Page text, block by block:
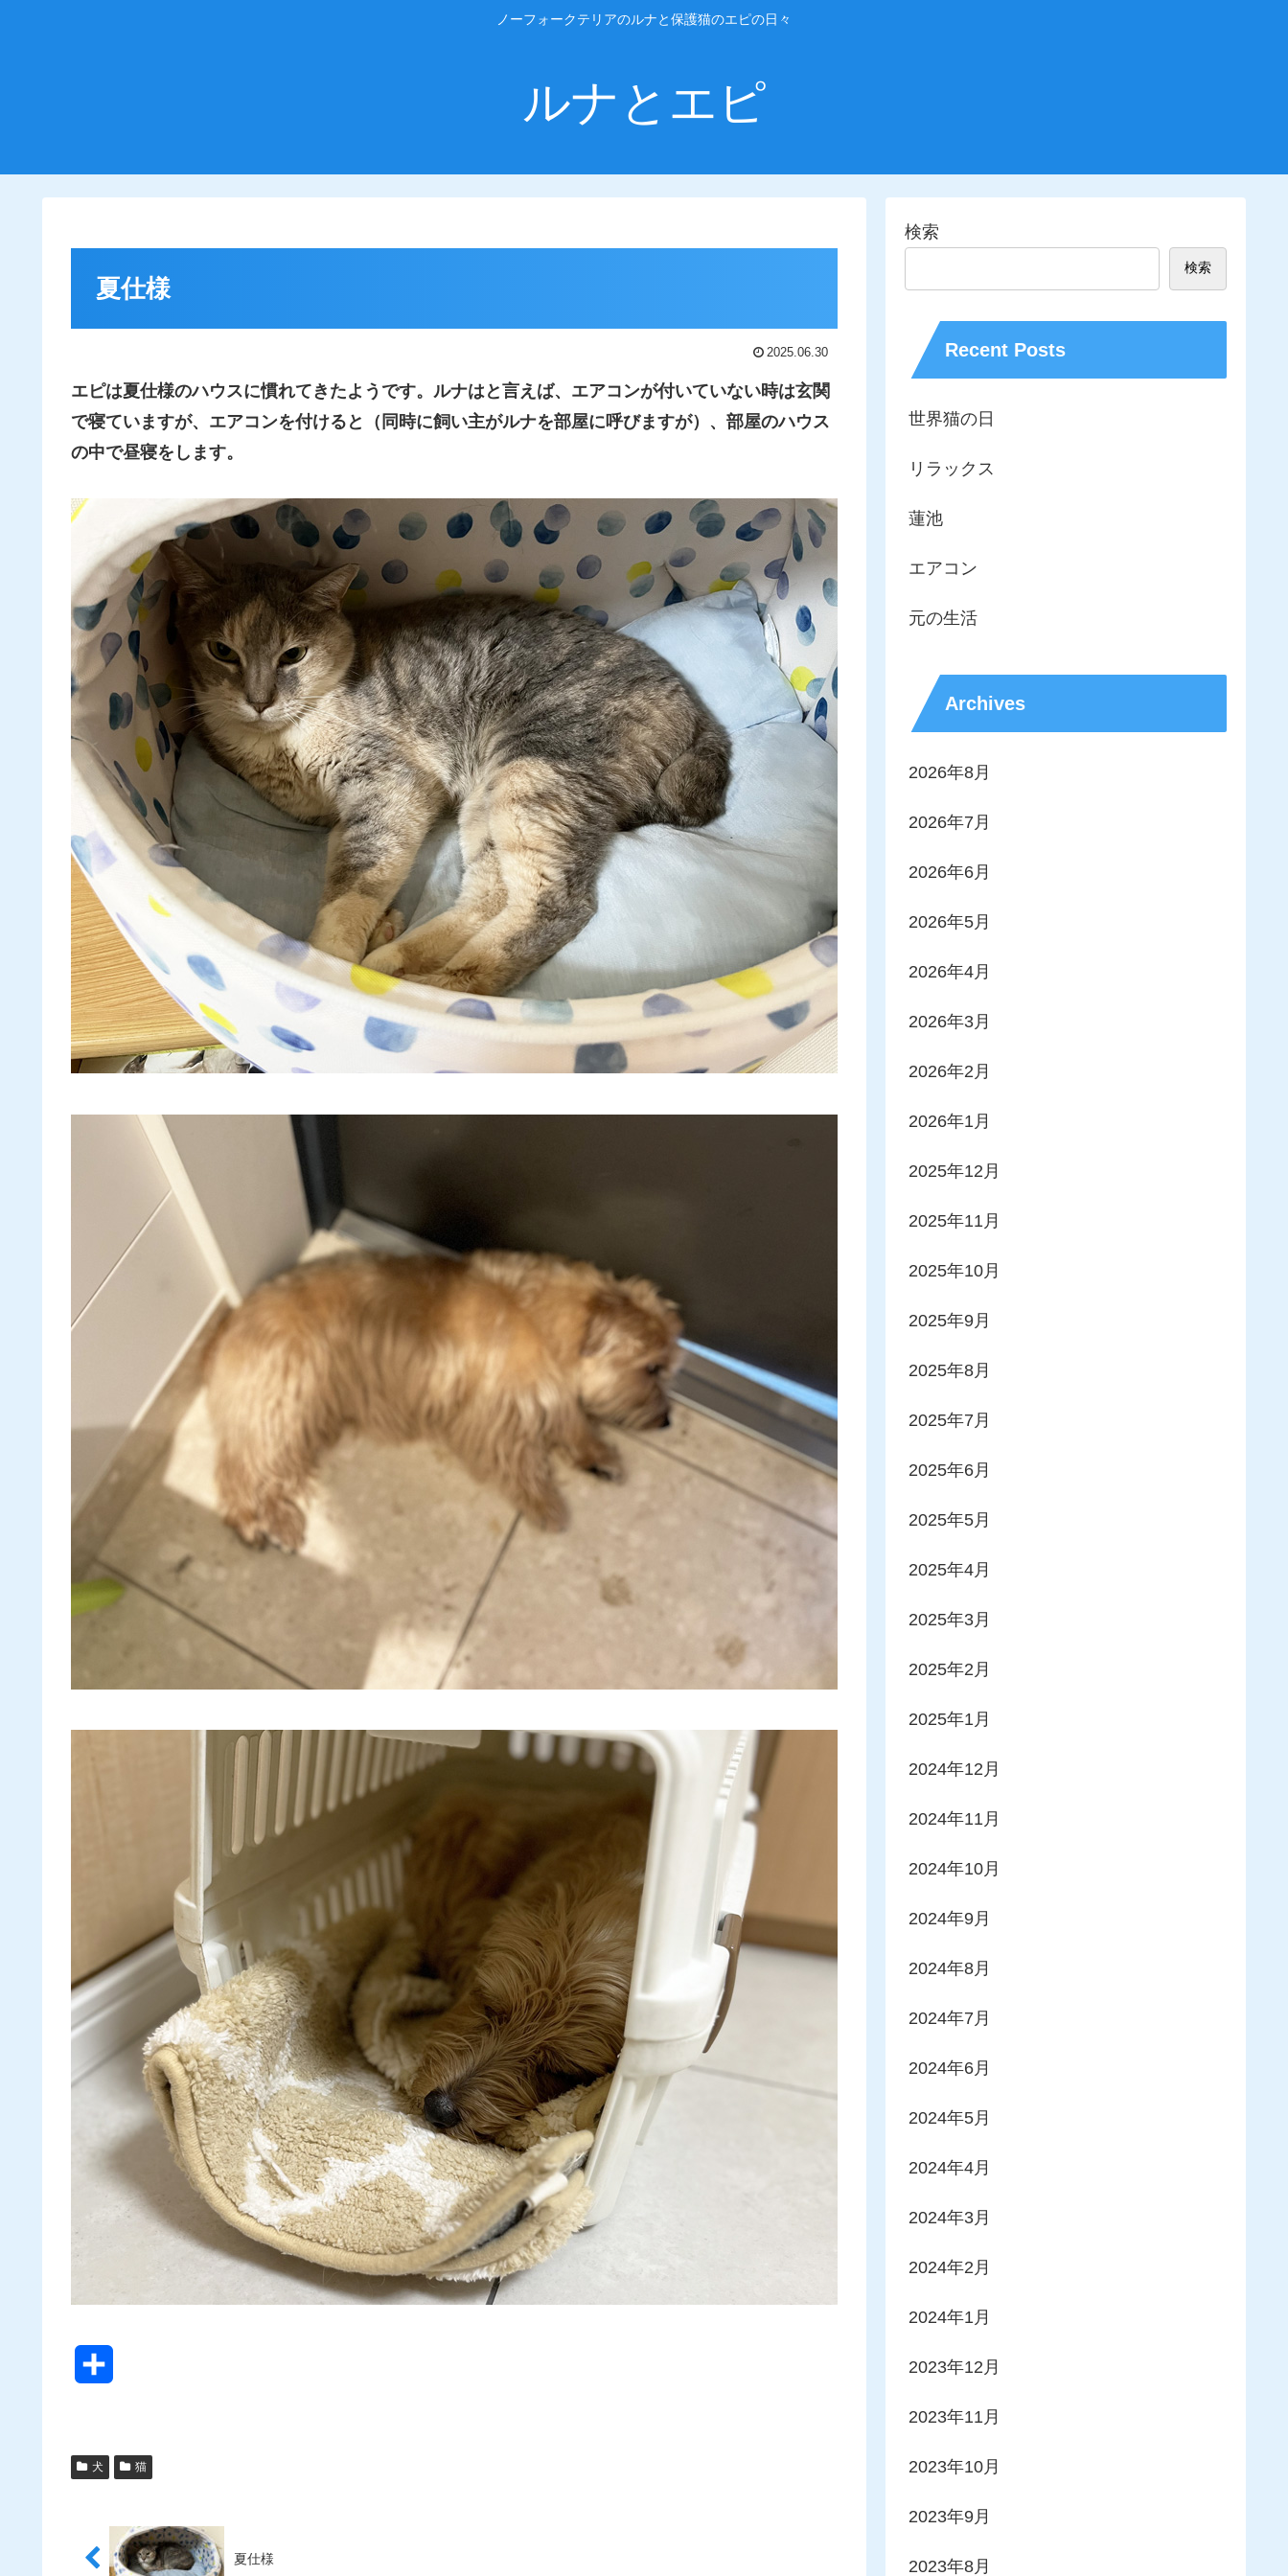
ノーフォークテリアのルナと保護猫のエピの日々
ルナとエピ
夏仕様
2025.06.30
エピは夏仕様のハウスに慣れてきたようです。ルナはと言えば、エアコンが付いていない時は玄関
で寝ていますが、エアコンを付けると（同時に飼い主がルナを部屋に呼びますが）、部屋のハウス
の中で昼寝をします。
犬 猫
夏仕様
検索
検索
Recent Posts
世界猫の日
リラックス
蓮池
エアコン
元の生活
Archives
2026年8月
2026年7月
2026年6月
2026年5月
2026年4月
2026年3月
2026年2月
2026年1月
2025年12月
2025年11月
2025年10月
2025年9月
2025年8月
2025年7月
2025年6月
2025年5月
2025年4月
2025年3月
2025年2月
2025年1月
2024年12月
2024年11月
2024年10月
2024年9月
2024年8月
2024年7月
2024年6月
2024年5月
2024年4月
2024年3月
2024年2月
2024年1月
2023年12月
2023年11月
2023年10月
2023年9月
2023年8月